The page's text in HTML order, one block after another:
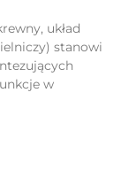
układ
stanowi
w